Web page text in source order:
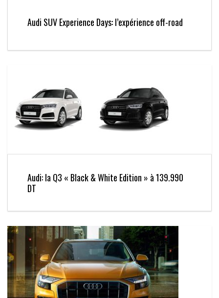
Audi SUV Experience Days: l’expérience off-road
Audi: la Q3 « Black & White Edition » à 139.990
DT